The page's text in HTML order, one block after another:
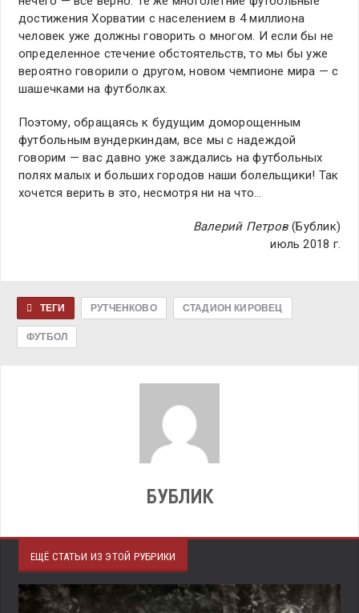
достижения Хорватии с населением в 4 миллиона
человек уже должны говорить о многом. И если бы не
определенное стечение обстоятельств, то мы бы уже
вероятно говорили о другом, новом чемпионе мира — с
шашечками на футболках.
Поэтому, обращаясь к будущим доморощенным
футбольным вундеркиндам, все мы с надеждой
говорим — вас давно уже заждались на футбольных
полях малых и больших городов наши болельщики! Так
хочется верить в это, несмотря ни на что…
Валерий Петров(Бублик)
июль 2018 г.
ТЕГИ РУТЧЕНКОВО СТАДИОН КИРОВЕЦ
ФУТБОЛ
БУБЛИК
ЕЩЁ СТАТЬИ ИЗ ЭТОЙ РУБРИКИ